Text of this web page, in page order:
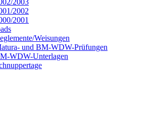
2003
2002
2001
Weisungen
und BM-WDW-Prüfungen
WDW-Unterlagen